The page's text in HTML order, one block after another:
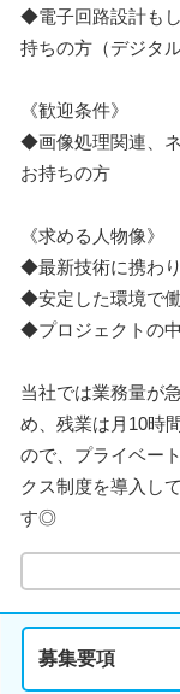
◆電子回路設計も
持ちの方（デジタ
《歓迎条件》
◆画像処理関連、
お持ちの方
《求める人物像》
◆最新技術に携わ
◆安定した環境で
◆プロジェクトの
当社では業務量が
め、残業は月10時
ので、プライベー
クス制度を導入し
す◎
募集要項